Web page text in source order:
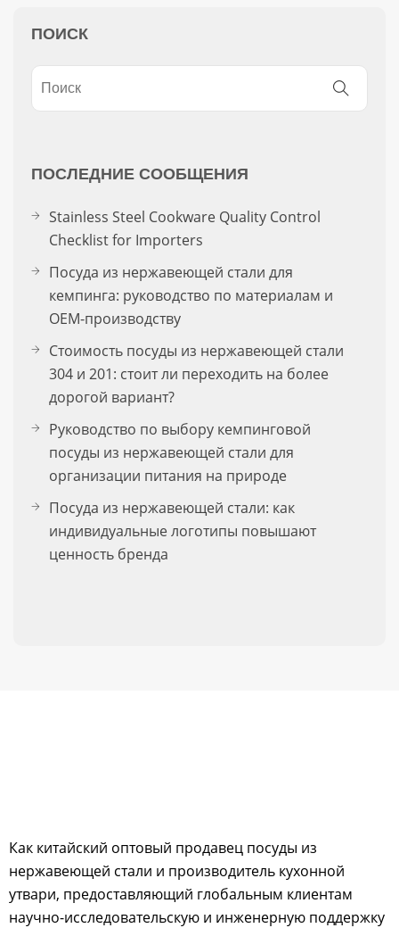
ПОИСК
ПОСЛЕДНИЕ СООБЩЕНИЯ
Stainless Steel Cookware Quality Control
Checklist for Importers
Посуда из нержавеющей стали для
кемпинга: руководство по материалам и
OEM-производству
Стоимость посуды из нержавеющей стали
304 и 201: стоит ли переходить на более
дорогой вариант?
Руководство по выбору кемпинговой
посуды из нержавеющей стали для
организации питания на природе
Посуда из нержавеющей стали: как
индивидуальные логотипы повышают
ценность бренда
Как китайский оптовый продавец посуды из
нержавеющей стали и производитель кухонной
утвари, предоставляющий глобальным клиентам
научно-исследовательскую и инженерную поддержку